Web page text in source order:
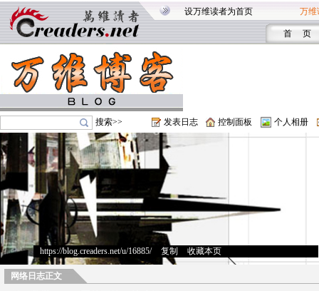
设万维读者为首页 万维
首 页
搜索>> 发表日志 控制面板 个人相册
https://blog.creaders.net/u/16885/> 复制 收藏本页
网络日志正文